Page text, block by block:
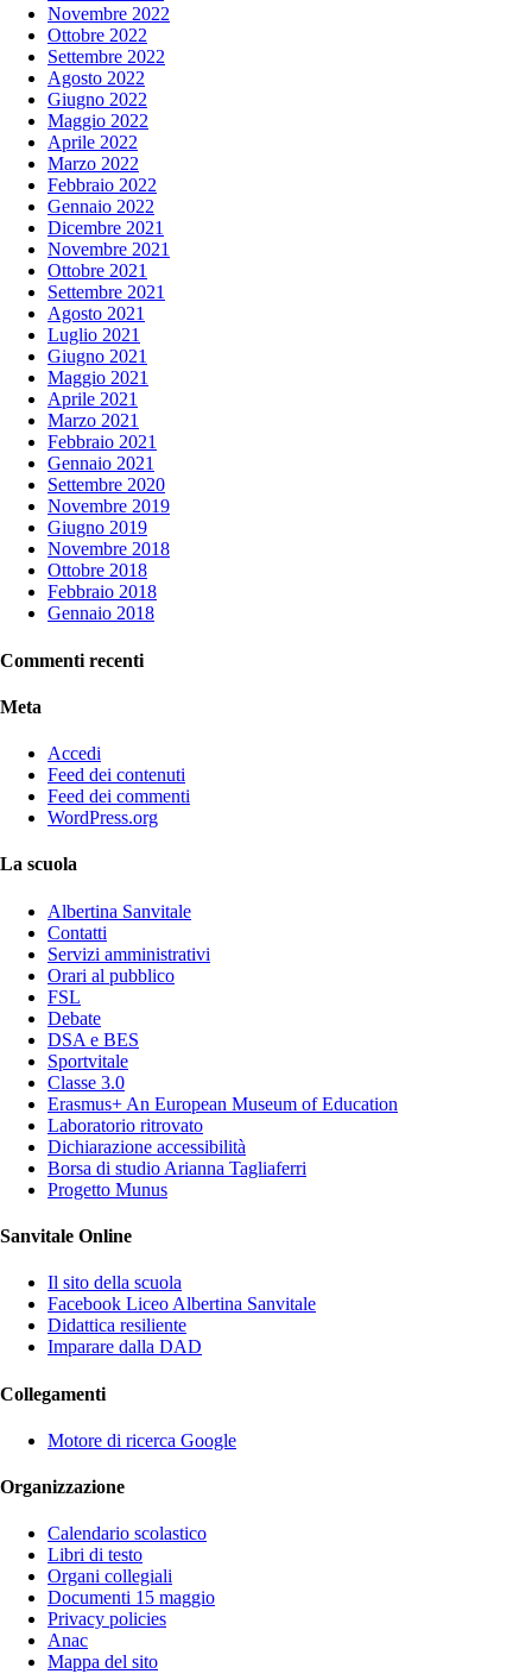
Novembre 2022
Ottobre 2022
Settembre 2022
Agosto 2022
Giugno 2022
Maggio 2022
Aprile 2022
Marzo 2022
Febbraio 2022
Gennaio 2022
Dicembre 2021
Novembre 2021
Ottobre 2021
Settembre 2021
Agosto 2021
Luglio 2021
Giugno 2021
Maggio 2021
Aprile 2021
Marzo 2021
Febbraio 2021
Gennaio 2021
Settembre 2020
Novembre 2019
Giugno 2019
Novembre 2018
Ottobre 2018
Febbraio 2018
Gennaio 2018
Commenti recenti
Meta
Accedi
Feed dei contenuti
Feed dei commenti
WordPress.org
La scuola
Albertina Sanvitale
Contatti
Servizi amministrativi
Orari al pubblico
FSL
Debate
DSA e BES
Sportvitale
Classe 3.0
Erasmus+ An European Museum of Education
Laboratorio ritrovato
Dichiarazione accessibilità
Borsa di studio Arianna Tagliaferri
Progetto Munus
Sanvitale Online
Il sito della scuola
Facebook Liceo Albertina Sanvitale
Didattica resiliente
Imparare dalla DAD
Collegamenti
Motore di ricerca Google
Organizzazione
Calendario scolastico
Libri di testo
Organi collegiali
Documenti 15 maggio
Privacy policies
Anac
Mappa del sito